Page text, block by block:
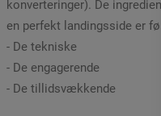
konverteringer). De
en perfekt landingsside er
- De tekniske
- De engagerende
- De tillidsvækkende